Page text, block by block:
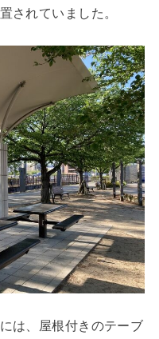
されていました。
は、屋根付きのテーブ